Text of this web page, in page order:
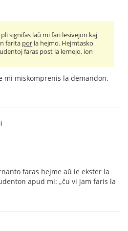
pli signifas laŭ mi fari lesivejon kaj
farita por la hejmo. Hejmtasko
faras post la lernejo, ion
mi miskomprenis la demandon.
)
faras hejme aŭ ie ekster la
apud mi: „ĉu vi jam faris la